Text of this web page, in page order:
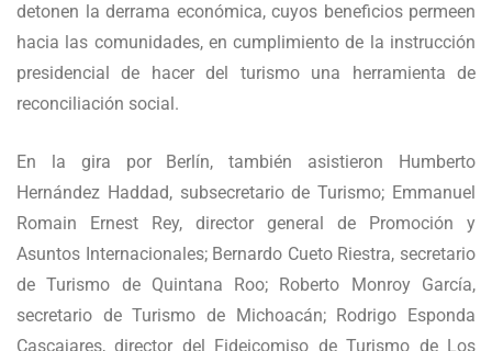
detonen la derrama económica, cuyos beneficios permeen
hacia las comunidades, en cumplimiento de la instrucción
presidencial de hacer del turismo una herramienta de
reconciliación social.
En la gira por Berlín, también asistieron Humberto
Hernández Haddad, subsecretario de Turismo; Emmanuel
Romain Ernest Rey, director general de Promoción y
Asuntos Internacionales; Bernardo Cueto Riestra, secretario
de Turismo de Quintana Roo; Roberto Monroy García,
secretario de Turismo de Michoacán; Rodrigo Esponda
Cascajares, director del Fideicomiso de Turismo de Los